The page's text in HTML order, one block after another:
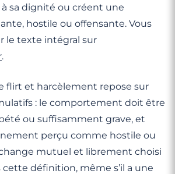
sa dignité ou créent une
hostile ou offensante. Vous
le texte intégral sur
.
flirt et harcèlement repose sur
: le comportement doit être
ou suffisamment grave, et
perçu comme hostile ou
mutuel et librement choisi
cette définition, même s’il a une